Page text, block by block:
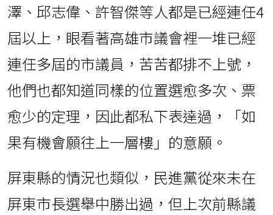
澤、邱志偉、許智傑等人都是已經連任4
屆以上，眼看著高雄市議會裡一堆已經
連任多屆的市議員，苦苦都排不上號，
他們也都知道同樣的位置選愈多次、票
愈少的定理，因此都私下表達過，「如
果有機會願往上一層樓」的意願。
屏東縣的情況也類似，民進黨從來未在
屏東市長選舉中勝出過，但上次前縣議